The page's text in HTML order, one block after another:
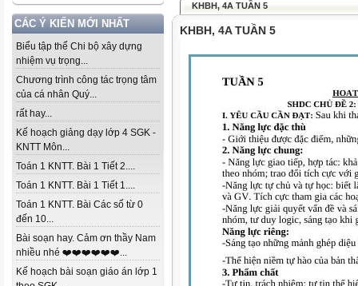
CÁC Ý KIẾN MỚI NHẤT
Biểu tập thể Chi bộ xây dựng
nhiệm vụ trọng...
Chương trình công tác trọng tâm
của cá nhân Quý...
rất hay...
Kế hoạch giảng dạy lớp 4 SGK -
KNTT Môn...
Toán 1 KNTT. Bài 1 Tiết 2....
Toán 1 KNTT. Bài 1 Tiết 1....
Toán 1 KNTT. Bài Các số từ 0
đến 10...
Bài soạn hay. Cảm ơn thầy Nam
nhiều nhé ❤️❤️❤️❤️❤️❤️...
Kế hoạch bài soạn giáo án lớp 1
KHBH, 4A TUẦN 5
KHBH, 4A TUẦN 5